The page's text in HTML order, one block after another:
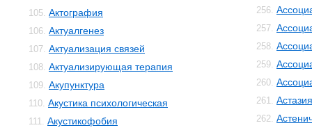
105. Актография
106. Актуалгенез
107. Актуализация связей
108. Актуализирующая терапия
109. Акупунктура
110. Акустика психологическая
111. Акустикофобия
256.
257.
258.
259.
260.
261. Астазия
262.